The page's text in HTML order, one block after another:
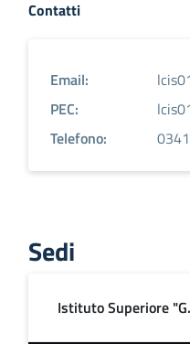
Contatti
Email:
PEC:
Telefono:
Sedi
Istituto Superiore